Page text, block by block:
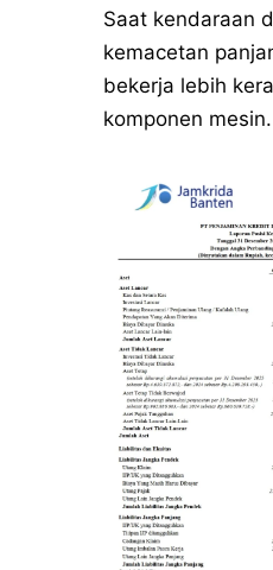
Saat kendaraan
kemacetan
bekerja lebih
komponen mesin.